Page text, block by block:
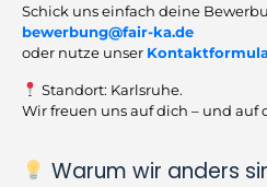
Schick uns einfach deine
bewerbung@fair-ka.de
oder nutze unser
Standort: Karlsruhe.
Wir freuen uns auf dich – und auf
Warum wir anders